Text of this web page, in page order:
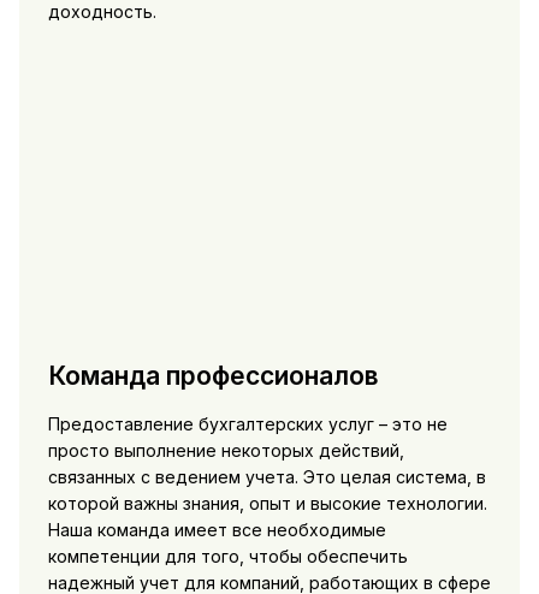
доходность.
Команда профессионалов
Предоставление бухгалтерских услуг – это не
просто выполнение некоторых действий,
связанных с ведением учета. Это целая система, в
которой важны знания, опыт и высокие технологии.
Наша команда имеет все необходимые
компетенции для того, чтобы обеспечить
надежный учет для компаний, работающих в сфере